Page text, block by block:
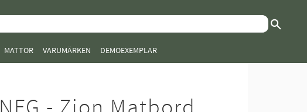
MATTOR VARUMÄRKEN DEMOEXEMPLAR